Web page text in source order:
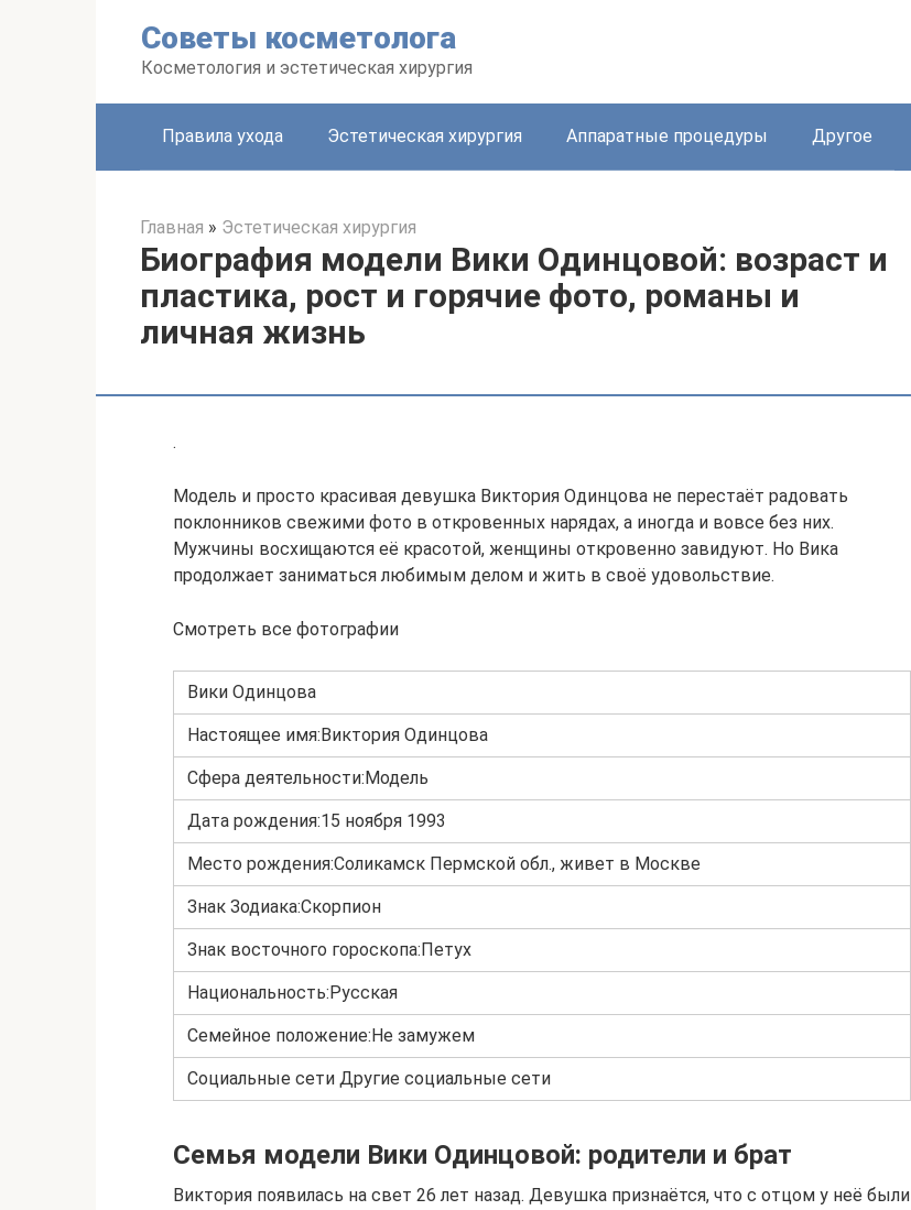
Советы косметолога
Косметология и эстетическая хирургия
Правила ухода Эстетическая хирургия Аппаратные процедуры Другое
Главная » Эстетическая хирургия
Биография модели Вики Одинцовой: возраст и
пластика, рост и горячие фото, романы и
личная жизнь
.
Модель и просто красивая девушка Виктория Одинцова не перестаёт радовать
поклонников свежими фото в откровенных нарядах, а иногда и вовсе без них.
Мужчины восхищаются её красотой, женщины откровенно завидуют. Но Вика
продолжает заниматься любимым делом и жить в своё удовольствие.
Смотреть все фотографии
Вики Одинцова
Настоящее имя:Виктория Одинцова
Сфера деятельности:Модель
Дата рождения:15 ноября 1993
Место рождения:Соликамск Пермской обл., живет в Москве
Знак Зодиака:Скорпион
Знак восточного гороскопа:Петух
Национальность:Русская
Семейное положение:Не замужем
Социальные сети Другие социальные сети
Семья модели Вики Одинцовой: родители и брат
Виктория появилась на свет 26 лет назад. Девушка признаётся, что с отцом у неё были